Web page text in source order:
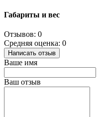
Габариты и вес
Отзывов: 0
Средняя оценка: 0
Написать отзыв
Ваше имя
Ваш отзыв